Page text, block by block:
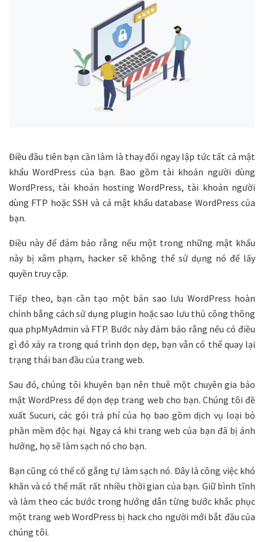
Điều đầu tiên bạn cần làm là thay đổi ngay lập tức tất cả mật
khẩu WordPress của bạn. Bao gồm tài khoản người dùng
WordPress, tài khoản hosting WordPress, tài khoản người
dùng FTP hoặc SSH và cả mật khẩu database WordPress của
bạn.
Điều này để đảm bảo rằng nếu một trong những mật khẩu
này bị xâm phạm, hacker sẽ không thể sử dụng nó để lấy
quyền truy cập.
Tiếp theo, bạn cần tạo một bản sao lưu WordPress hoàn
chỉnh bằng cách sử dụng plugin hoặc sao lưu thủ công thông
qua phpMyAdmin và FTP. Bước này đảm bảo rằng nếu có điều
gì đó xảy ra trong quá trình dọn dẹp, bạn vẫn có thể quay lại
trạng thái ban đầu của trang web.
Sau đó, chúng tôi khuyên bạn nên thuê một chuyên gia bảo
mật WordPress để dọn dẹp trang web cho bạn. Chúng tôi đề
xuất Sucuri, các gói trả phí của họ bao gồm dịch vụ loại bỏ
phần mềm độc hại. Ngay cả khi trang web của bạn đã bị ảnh
hưởng, họ sẽ làm sạch nó cho bạn.
Bạn cũng có thể cố gắng tự làm sạch nó. Đây là công việc khó
khăn và có thể mất rất nhiều thời gian của bạn. Giữ bình tĩnh
và làm theo các bước trong hướng dẫn từng bước khắc phục
một trang web WordPress bị hack cho người mới bắt đầu của
chúng tôi.